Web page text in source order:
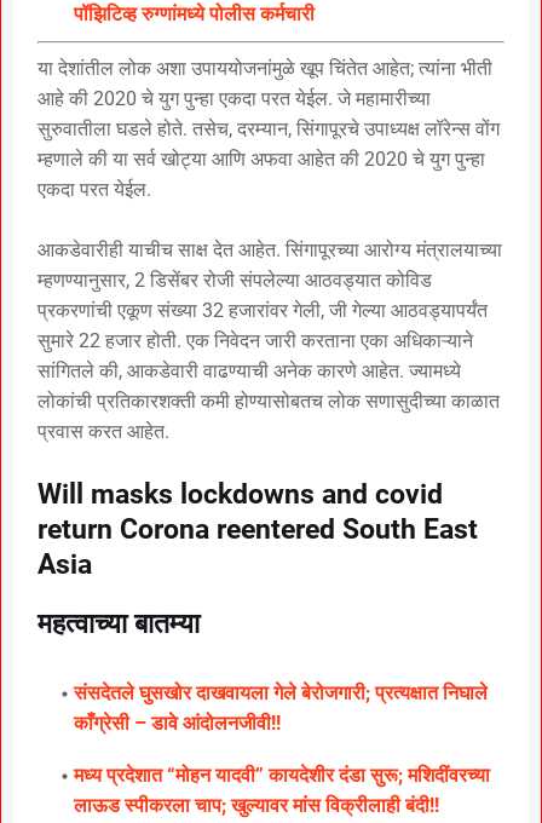
पॉझिटिव्ह रुग्णांमध्ये पोलीस कर्मचारी
या देशांतील लोक अशा उपाययोजनांमुळे खूप चिंतेत आहेत; त्यांना भीती
आहे की 2020 चे युग पुन्हा एकदा परत येईल. जे महामारीच्या
सुरुवातीला घडले होते. तसेच, दरम्यान, सिंगापूरचे उपाध्यक्ष लॉरेन्स वोंग
म्हणाले की या सर्व खोट्या आणि अफवा आहेत की 2020 चे युग पुन्हा
एकदा परत येईल.
आकडेवारीही याचीच साक्ष देत आहेत. सिंगापूरच्या आरोग्य मंत्रालयाच्या
म्हणण्यानुसार, 2 डिसेंबर रोजी संपलेल्या आठवड्यात कोविड
प्रकरणांची एकूण संख्या 32 हजारांवर गेली, जी गेल्या आठवड्यापर्यंत
सुमारे 22 हजार होती. एक निवेदन जारी करताना एका अधिकाऱ्याने
सांगितले की, आकडेवारी वाढण्याची अनेक कारणे आहेत. ज्यामध्ये
लोकांची प्रतिकारशक्ती कमी होण्यासोबतच लोक सणासुदीच्या काळात
प्रवास करत आहेत.
Will masks lockdowns and covid
return Corona reentered South East
Asia
महत्वाच्या बातम्या
संसदेतले घुसखोर दाखवायला गेले बेरोजगारी; प्रत्यक्षात निघाले
काँग्रेसी – डावे आंदोलनजीवी!!
मध्य प्रदेशात “मोहन यादवी” कायदेशीर दंडा सुरू; मशिदींवरच्या
लाऊड स्पीकरला चाप; खुल्यावर मांस विक्रीलाही बंदी!!